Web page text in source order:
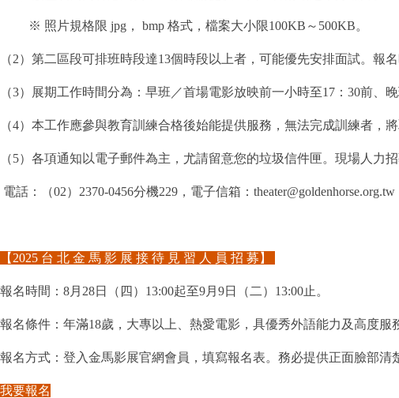
※ 照片規格限 jpg， bmp 格式，檔案大小限100KB～500KB。
（2）第二區段可排班時段達13個時段以上者，可能優先安排面試。
（3）展期工作時間分為：早班／首場電影放映前一小時至17：30前、
（4）本工作應參與教育訓練合格後始能提供服務，無法完成訓練者，將
（5）各項通知以電子郵件為主，尤請留意您的垃圾信件匣。現場人力
電話：（02）2370-0456分機229，電子信箱：theater@goldenhorse.org.tw
【2025 台 北 金 馬 影 展 接 待 見 習 人 員 招 募】
報名時間：8月28日（四）13:00起至9月9日（二）13:00止。
報名條件：年滿18歲，大專以上、熱愛電影，具優秀外語能力及高度服
報名方式：登入金馬影展官網會員，填寫報名表。務必提供正面臉部清
我要報名